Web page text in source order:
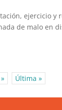
ejercicio y
de malo en
» Última »